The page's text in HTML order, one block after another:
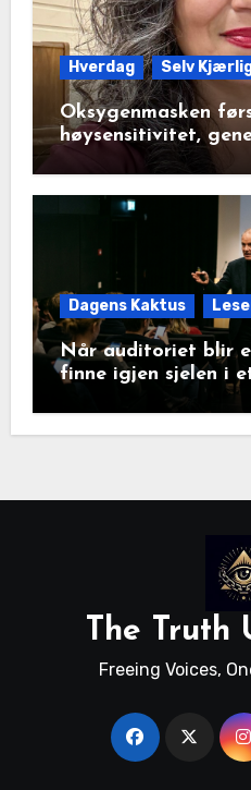
Hverdag Selv
Oksygenmasken
høysensitivitet,
det disiplinerte
Dagens Kaktus
Når auditoriet blir
finne igjen sjelen i
The Truth
Freeing Voices,